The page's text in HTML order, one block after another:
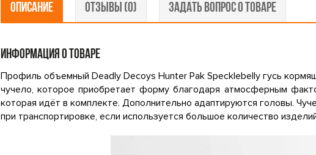
ОПИСАНИЕ ОТЗЫВЫ (0) ЗАДАТЬ ВОПРОС О ТОВАРЕ
ИНФОРМАЦИЯ О ТОВАРЕ
Профиль объемный Deadly Decoys Hunter Pak Specklebelly гусь
чучело, которое приобретает форму благодаря атмосферным
которая идёт в комплекте. Дополнительно адаптируются головы.
при транспортировке, если используется большое количество